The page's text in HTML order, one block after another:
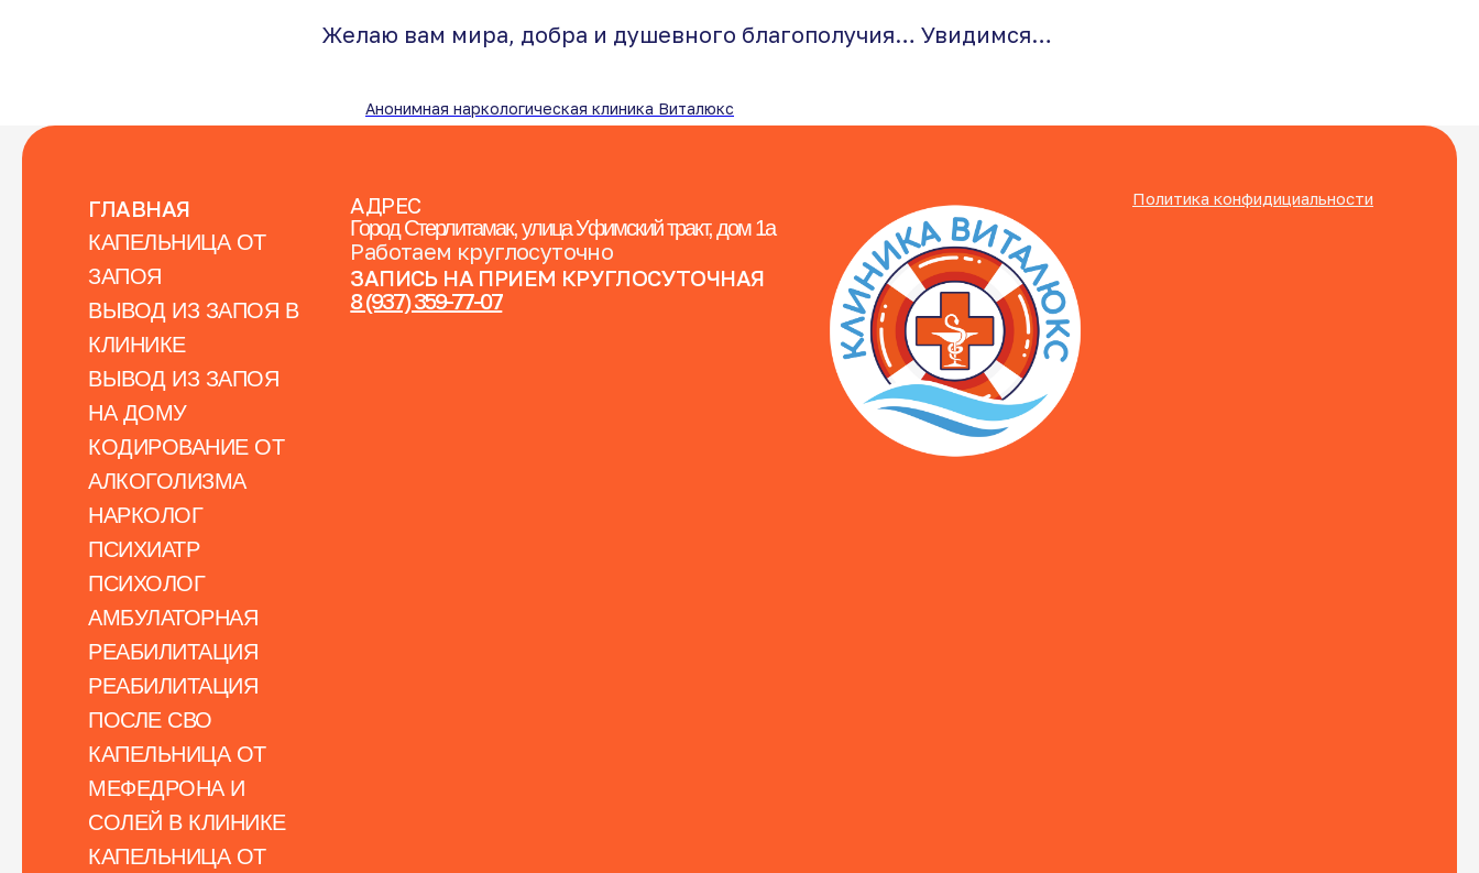
Желаю вам мира, добра и душевного благополучия… Увидимся…
Анонимная наркологическая клиника Виталюкс
ГЛАВНАЯ
КАПЕЛЬНИЦА ОТ
ЗАПОЯ
ВЫВОД ИЗ ЗАПОЯ В
КЛИНИКЕ
ВЫВОД ИЗ ЗАПОЯ
НА ДОМУ
КОДИРОВАНИЕ ОТ
АЛКОГОЛИЗМА
НАРКОЛОГ
ПСИХИАТР
ПСИХОЛОГ
АМБУЛАТОРНАЯ
РЕАБИЛИТАЦИЯ
РЕАБИЛИТАЦИЯ
ПОСЛЕ СВО
КАПЕЛЬНИЦА ОТ
МЕФЕДРОНА И
СОЛЕЙ В КЛИНИКЕ
КАПЕЛЬНИЦА ОТ
АДРЕС
Город Стерлитамак, улица Уфимский тракт, дом 1а
Работаем круглосуточно
ЗАПИСЬ НА ПРИЕМ КРУГЛОСУТОЧНАЯ
8 (937) 359-77-07
Политика конфидициальности